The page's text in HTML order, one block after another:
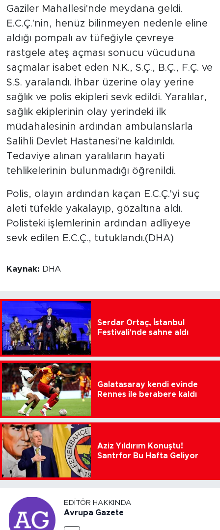
Gaziler Mahallesi'nde meydana geldi.
E.C.Ç.'nin, henüz bilinmeyen nedenle eline
aldığı pompalı av tüfeğiyle çevreye
rastgele ateş açması sonucu vücuduna
saçmalar isabet eden N.K., S.Ç., B.Ç., F.Ç. ve
S.S. yaralandı. İhbar üzerine olay yerine
sağlık ve polis ekipleri sevk edildi. Yaralılar,
sağlık ekiplerinin olay yerindeki ilk
müdahalesinin ardından ambulanslarla
Salihli Devlet Hastanesi'ne kaldırıldı.
Tedaviye alınan yaralıların hayati
tehlikelerinin bulunmadığı öğrenildi.
Polis, olayın ardından kaçan E.C.Ç.'yi suç
aleti tüfekle yakalayıp, gözaltına aldı.
Polisteki işlemlerinin ardından adliyeye
sevk edilen E.C.Ç., tutuklandı.(DHA)
Kaynak: DHA
Serdar Ortaç, İstanbul
Festivali'nde sahne aldı
Galatasaray kendi evinde
Rennes ile berabere kaldı
Aziz Yıldırım Konuştu!
Santrfor Bu Hafta Geliyor
EDITÖR HAKKINDA
Avrupa Gazete